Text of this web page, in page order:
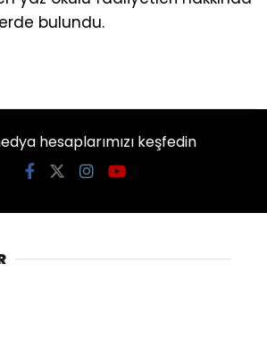
bulundu.
hesaplarımızı keşfedin